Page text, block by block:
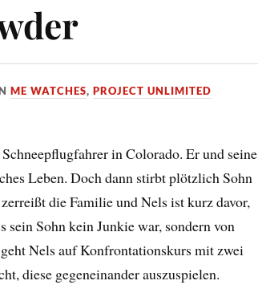
ME WATCHES,PROJECT UNLIMITED
in Colorado. Er und seine
Leben. Doch dann stirbt plötzlich Sohn
die Familie und Nels ist kurz davor,
sein Sohn kein Junkie war, sondern von
Nels auf Konfrontationskurs mit zwei
diese gegeneinander auszuspielen.